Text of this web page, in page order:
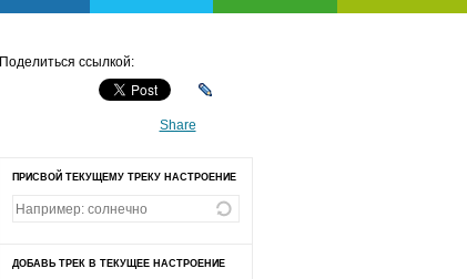
Поделиться ссылкой:
Share
ПРИСВОЙ ТЕКУЩЕМУ ТРЕКУ НАСТРОЕНИЕ
ДОБАВЬ ТРЕК В ТЕКУЩЕЕ НАСТРОЕНИЕ